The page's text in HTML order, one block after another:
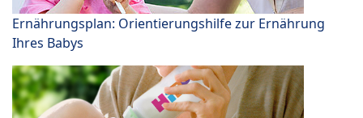
Ernährungsplan: Orientierungshilfe zur Ernährung
Ihres Babys